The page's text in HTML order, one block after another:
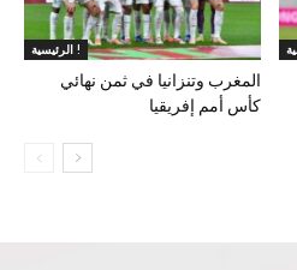
الرئيسية !
المغرب وتنزانيا في ثمن نهائي
كأس أمم إفريقيا